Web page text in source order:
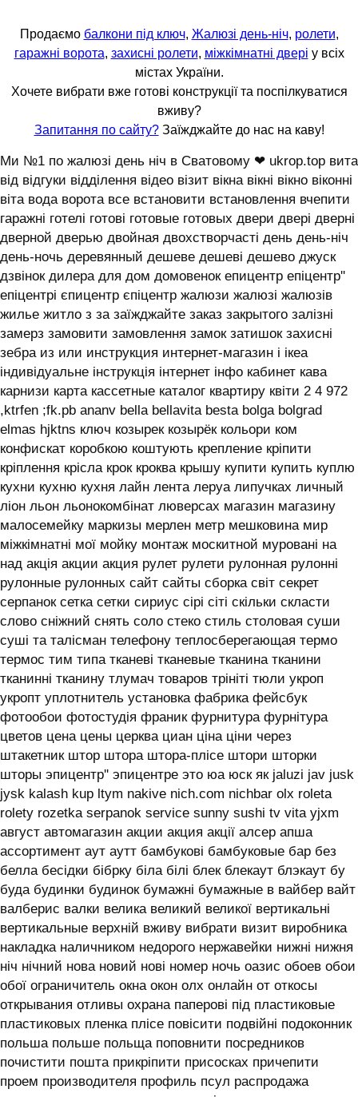
Продаємо балкони під ключ, Жалюзі день-ніч, ролети,
гаражні ворота, захисні ролети, міжкімнатні двері у всіх
містах України.
Хочете вибрати вже готові конструкції та поспілкуватися
вживу?
Запитання по сайту?Заїжджайте до нас на каву!
Ми №1 по жалюзі день ніч в Сватовому ❤ ukrop.top вита
від відгуки відділення відео візит вікна вікні вікно віконні
віта вода ворота все встановити встановлення вчепити
гаражні готелі готові готовые готовых двери двері дверні
дверной дверью двойная двохстворчасті день день-ніч
день-ночь деревянный дешеве дешеві дешево джуск
дзвінок дилера для дом домовенок епицентр епіцентр''
епіцентрі єпицентр єпіцентр жалюзи жалюзі жалюзів
жилье житло з за заїжджайте заказ закрытого залізні
замерз замовити замовлення замок затишок захисні
зебра из или инструкция интернет-магазин і ікеа
індивідуальне інструкція інтернет інфо кабинет кава
карнизи карта кассетные каталог квартиру квіти 2 4 972
,ktrfen ;fk.pb ananv bella bellavita besta bolga bolgrad
elmas hjktns ключ козырек козырёк кольори ком
конфискат коробкою коштують крепление кріпити
кріплення крісла крок кроква крышу купити купить куплю
кухни кухню кухня лайн лента леруа липучках личный
ліон льон льонокомбінат люверсах магазин магазину
малосемейку маркизы мерлен метр мешковина мир
міжкімнатні мої мойку монтаж москитной муровані на
над акція акции акция рулет рулети рулонная рулонні
рулонные рулонных сайт сайты сборка світ секрет
серпанок сетка сетки сириус сірі сіті скільки скласти
слово сніжний снять соло стеко стиль столовая суши
суші та талісман телефону теплосберегающая термо
термос тим типа тканеві тканевые тканина тканини
тканинні тканину тлумач товаров трініті тюли укроп
укропт уплотнитель установка фабрика фейсбук
фотообои фотостудія франик фурнитура фурнітура
цветов цена цены церква циан ціна ціни через
штакетник штор штора штора-плісе штори шторки
шторы эпицентр'' эпицентре это юа юск як jaluzi jav jusk
jysk kalash kup ltym nakive nich.com nichbar olx roleta
rolety rozetka serpanok service sunny sushi tv vita yjxm
август автомагазин акции акция акції алсер апша
ассортимент аут аутт бамбукові бамбуковые бар без
белла бесідки бібрку біла білі блек блекаут блэкаут бу
буда будинки будинок бумажні бумажные в вайбер вайт
валберис валки велика великий великої вертикальні
вертикальные верхній вживу вибрати визит виробника
накладка наличником недорого нержавейки нижні нижня
ніч нічний нова новий нові номер ночь оазис обоев обои
обої ограничитель окна окон олх онлайн от откосы
открывания отливы охрана паперові під пластиковые
пластиковых пленка плісе повісити подвійні подоконник
польша польше польща поповнити посредников
почистити пошта прикріпити присосках причепити
проем производителя профиль псул распродажа